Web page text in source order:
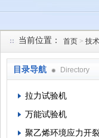
当前位置： 首页 > 技
目录导航 Directory
拉力试验机
万能试验机
聚乙烯环境应力开